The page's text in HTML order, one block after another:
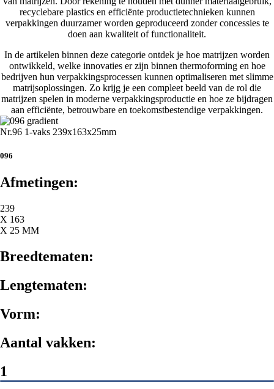
recyclebare plastics en efficiënte productietechnieken kunnen
verpakkingen duurzamer worden geproduceerd zonder concessies te
doen aan kwaliteit of functionaliteit.
In de artikelen binnen deze categorie ontdek je hoe matrijzen worden
ontwikkeld, welke innovaties er zijn binnen thermoforming en hoe
bedrijven hun verpakkingsprocessen kunnen optimaliseren met slimme
matrijsoplossingen. Zo krijg je een compleet beeld van de rol die
matrijzen spelen in moderne verpakkingsproductie en hoe ze bijdragen
aan efficiënte, betrouwbare en toekomstbestendige verpakkingen.
Nr.96 1-vaks 239x163x25mm
096
Afmetingen:
239
X 163
X 25 MM
Breedtematen:
Lengtematen:
Vorm:
Aantal vakken:
1